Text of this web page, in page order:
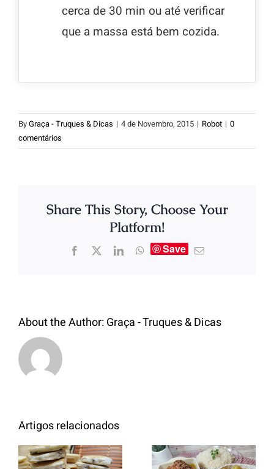
cerca de 30 min ou até verificar
que a massa está bem cozida.
ByGraça - Truques & Dicas | 4 de Novembro, 2015 | Robot | 0
comentários
Share This Story, Choose Your
Platform!
Save
About the Author:Graça - Truques & Dicas
Artigos relacionados
Entrecosto